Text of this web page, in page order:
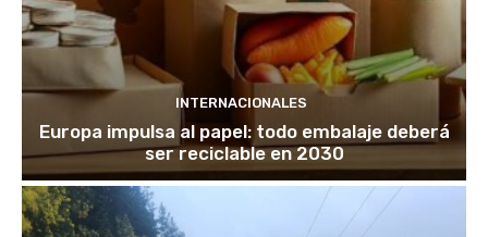
INTERNACIONALES
Europa impulsa al papel: todo embalaje deberá
ser reciclable en 2030